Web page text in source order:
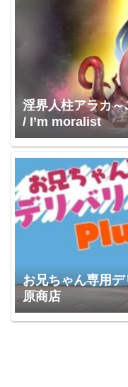
淫界人柱アラカ
/ I’m moralist
お兄ちゃん専用
原商店